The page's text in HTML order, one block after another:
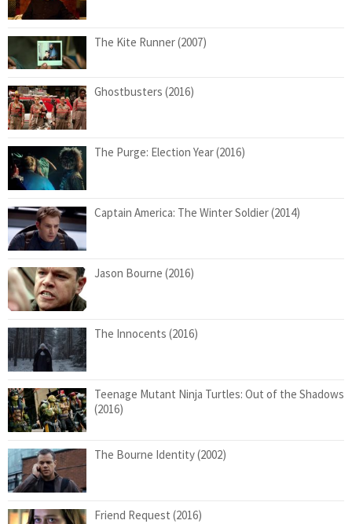
The Kite Runner (2007)
Ghostbusters (2016)
The Purge: Election Year (2016)
Captain America: The Winter Soldier (2014)
Jason Bourne (2016)
The Innocents (2016)
Teenage Mutant Ninja Turtles: Out of the Shadows
(2016)
The Bourne Identity (2002)
Friend Request (2016)